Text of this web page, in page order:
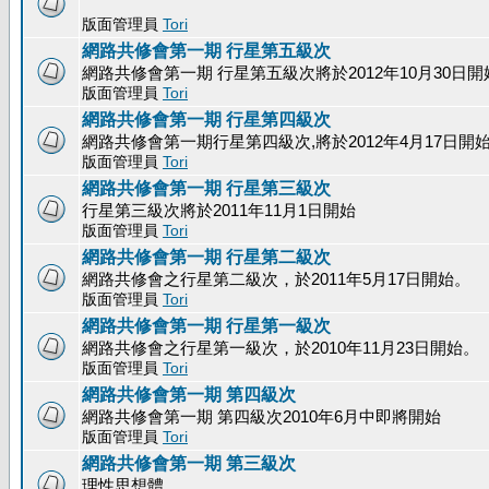
版面管理員 Tori
網路共修會第一期 行星第五級次
網路共修會第一期 行星第五級次將於2012年10月30日開
版面管理員 Tori
網路共修會第一期 行星第四級次
網路共修會第一期行星第四級次,將於2012年4月17日開
版面管理員 Tori
網路共修會第一期 行星第三級次
行星第三級次將於2011年11月1日開始
版面管理員 Tori
網路共修會第一期 行星第二級次
網路共修會之行星第二級次，於2011年5月17日開始。
版面管理員 Tori
網路共修會第一期 行星第一級次
網路共修會之行星第一級次，於2010年11月23日開始。
版面管理員 Tori
網路共修會第一期 第四級次
網路共修會第一期 第四級次2010年6月中即將開始
版面管理員 Tori
網路共修會第一期 第三級次
理性思想體